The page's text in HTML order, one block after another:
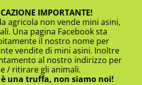
IMPORTANTE!
agricola non vende mini asini,
Una pagina Facebook sta
il nostro nome per
vendite di mini asini. Inoltre
al nostro indirizzo per
/ ritirare gli animali.
una truffa, non siamo noi!